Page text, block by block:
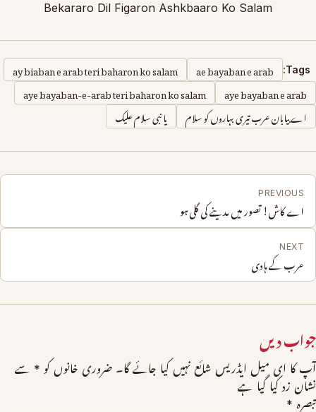
Bekararo Dil Figaron Ashkbaaro Ko Salam
Tags:
ae bayaban e arab
ay biaban e arab teri baharon ko salam
aye bayaban e arab
aye bayaban-e-arab teri baharon ko salam
اے بیابان عرب تیری بہاروں کو سلام
یا نبی سلام عليك
PREVIOUS
اے کاش! تصور میں مدینے کی گلی ہو
NEXT
عرب کے ہادی
جواب دیں
آپ کا ای میل ایڈریس شائع نہیں کیا جائے گا۔ ضروری خانوں کو * سے
نشان زد کیا گیا ہے
تبصرہ *